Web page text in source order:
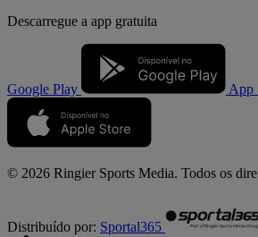
Descarregue a app gratuita
Google Play App
© 2026 Ringier Sports Media. Todos os
Distribuído por: Sportal365